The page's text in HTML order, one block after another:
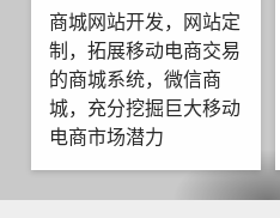
商城网站开发，网站定
制，拓展移动电商交易
的商城系统，微信商
城，充分挖掘巨大移动
电商市场潜力